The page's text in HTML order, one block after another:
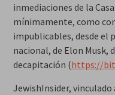
inmediaciones de la
mínimamente, como
impublicables, desde el
nacional, de Elon Musk,
decapitación (https://
JewishInsider,